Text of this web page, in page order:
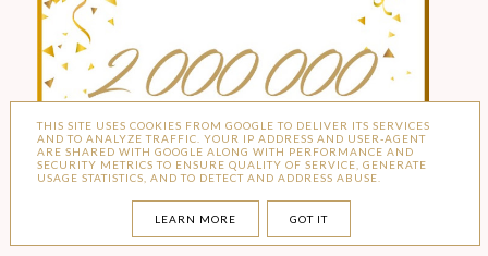
THIS SITE USES COOKIES FROM GOOGLE TO DELIVER ITS SERVICES
AND TO ANALYZE TRAFFIC. YOUR IP ADDRESS AND USER-AGENT
ARE SHARED WITH GOOGLE ALONG WITH PERFORMANCE AND
SECURITY METRICS TO ENSURE QUALITY OF SERVICE, GENERATE
USAGE STATISTICS, AND TO DETECT AND ADDRESS ABUSE.
LEARN MORE GOT IT